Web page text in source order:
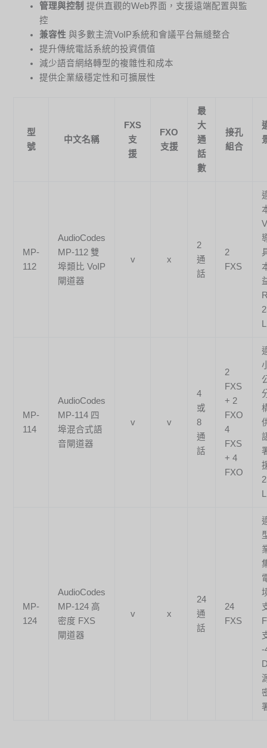
管理與控制 提供直觀的Web界面，支援遠端配置與監
控
兼容性 與多數主流VoIP系統和會議平台無縫整合
提升傳統電話系統的投資價值
減少語音網絡轉型的複雜性和成本
提供企業級穩定性和可擴展性
型
號
中文名稱
FXS
支
援
FXO
支援
最
大
通
話
數
接孔
組合
MP-
112
AudioCodes
MP-112 雙
埠類比 VoIP
閘道器
v x
2
通
話
2
FXS
MP-
114
AudioCodes
MP-114 四
埠混合式語
音閘道器
v v
4
或
8
通
話
2
FXS
+ 2
FXO
4
FXS
+ 4
FXO
MP-
124
AudioCodes
MP-124 高
密度 FXS
閘道器
v x
24
通
話
24
FXS
-